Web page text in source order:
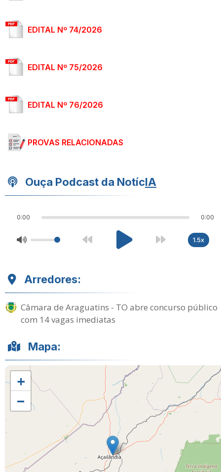
EDITAL Nº 74/2026
EDITAL Nº 75/2026
EDITAL Nº 76/2026
PROVAS RELACIONADAS
Ouça Podcast da NotícIA
0:00 0:00
1.5x
Arredores:
Câmara de Araguatins - TO abre concurso público
com 14 vagas imediatas
Mapa:
+
−